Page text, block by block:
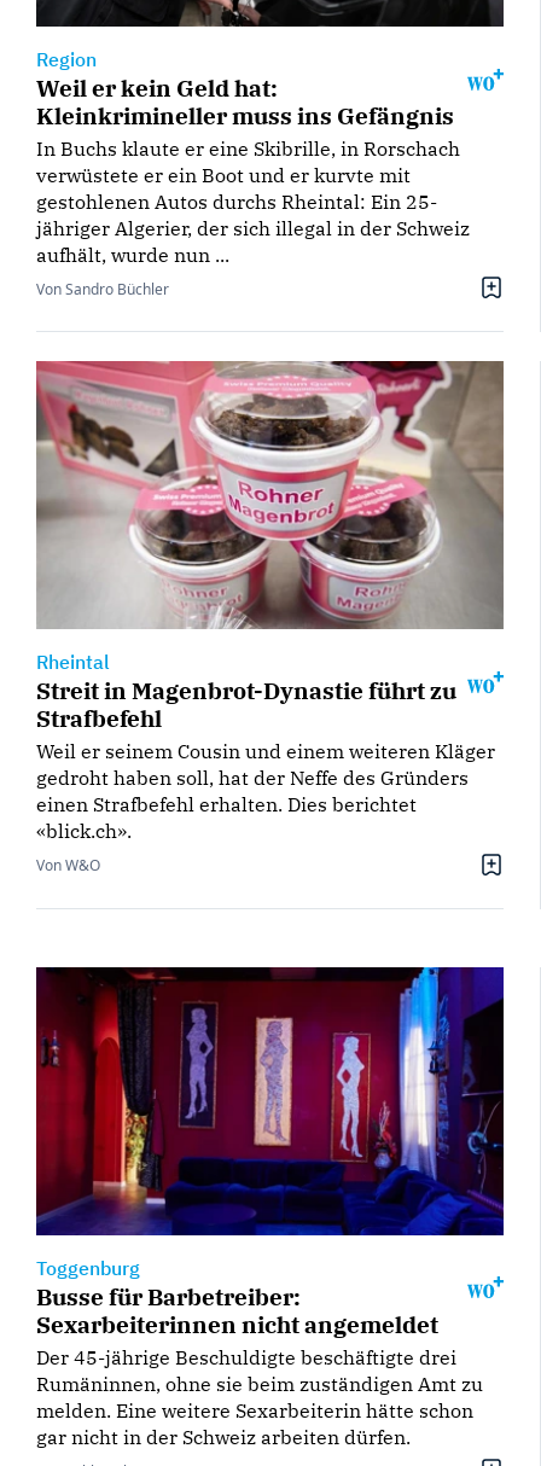
Region
Weil er kein Geld hat:
Kleinkrimineller muss ins Gefängnis
In Buchs klaute er eine Skibrille, in Rorschach
verwüstete er ein Boot und er kurvte mit
gestohlenen Autos durchs Rheintal: Ein 25-
jähriger Algerier, der sich illegal in der Schweiz
aufhält, wurde nun ...
Von Sandro Büchler
Rheintal
Streit in Magenbrot-Dynastie führt zu
Strafbefehl
Weil er seinem Cousin und einem weiteren Kläger
gedroht haben soll, hat der Neffe des Gründers
einen Strafbefehl erhalten. Dies berichtet
«blick.ch».
Von W&O
Toggenburg
Busse für Barbetreiber:
Sexarbeiterinnen nicht angemeldet
Der 45-jährige Beschuldigte beschäftigte drei
Rumäninnen, ohne sie beim zuständigen Amt zu
melden. Eine weitere Sexarbeiterin hätte schon
gar nicht in der Schweiz arbeiten dürfen.